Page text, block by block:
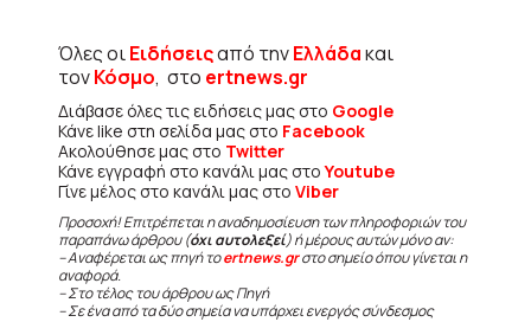
Όλες οιΕιδήσειςαπό τηνΕλλάδακαι
τονΚόσμο, στο ertnews.gr
Διάβασε όλες τις ειδήσεις μας στο Google
Κάνε like στη σελίδα μας στο Facebook
Ακολούθησε μας στο Twitter
Κάνε εγγραφή στο κανάλι μας στοYoutube
Γίνε μέλος στο κανάλι μας στο Viber
Προσοχή! Επιτρέπεται η αναδημοσίευση των πληροφοριών του
παραπάνω άρθρου (όχι αυτολεξεί) ή μέρους αυτών μόνο αν:
– Αναφέρεται ως πηγή τοertnews.grστο σημείο όπου γίνεται η
αναφορά.
– Στο τέλος του άρθρου ως Πηγή
– Σε ένα από τα δύο σημεία να υπάρχει ενεργός σύνδεσμος